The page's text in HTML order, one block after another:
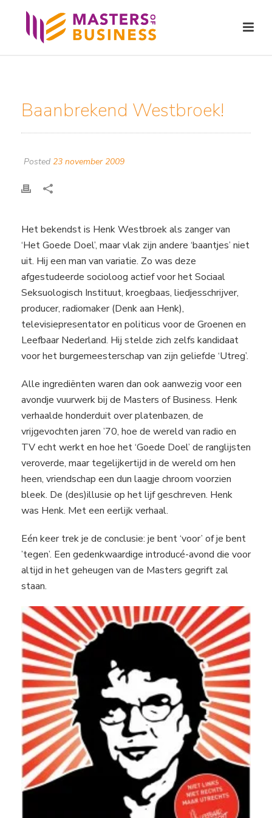
Baanbrekend Westbroek!
Posted 23 november 2009
Het bekendst is Henk Westbroek als zanger van
‘Het Goede Doel’, maar vlak zijn andere ‘baantjes’ niet
uit. Hij een man van variatie. Zo was deze
afgestudeerde socioloog actief voor het Sociaal
Seksuologisch Instituut, kroegbaas, liedjesschrijver,
producer, radiomaker (Denk aan Henk),
televisiepresentator en politicus voor de Groenen en
Leefbaar Nederland. Hij stelde zich zelfs kandidaat
voor het burgemeesterschap van zijn geliefde ‘Utreg’.
Alle ingrediënten waren dan ook aanwezig voor een
avondje vuurwerk bij de Masters of Business. Henk
verhaalde honderduit over platenbazen, de
vrijgevochten jaren ’70, hoe de wereld van radio en
TV echt werkt en hoe het ‘Goede Doel’ de ranglijsten
veroverde, maar tegelijkertijd in de wereld om hen
heen, vriendschap een dun laagje chroom voorzien
bleek. De (des)illusie op het lijf geschreven. Henk
was Henk. Met een eerlijk verhaal.
Eén keer trek je de conclusie: je bent ‘voor’ of je bent
’tegen’. Een gedenkwaardige introducé-avond die voor
altijd in het geheugen van de Masters gegrift zal
staan.